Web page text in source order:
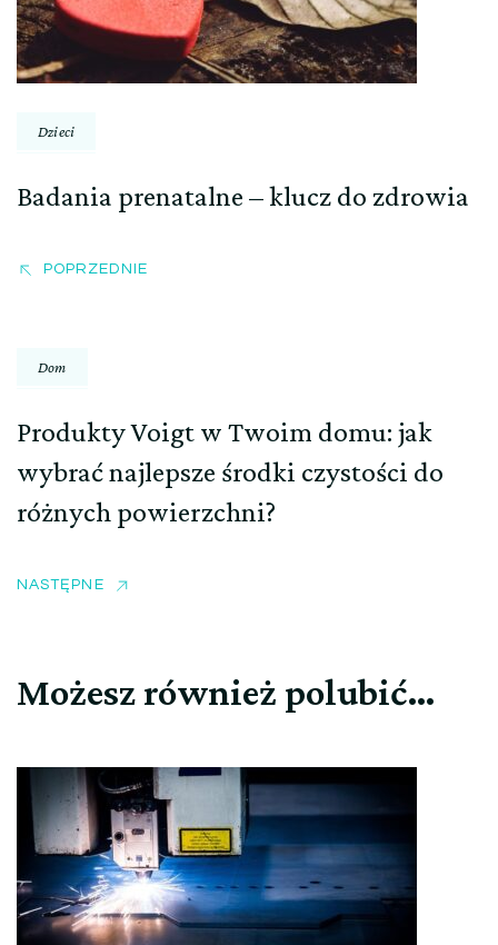
Dzieci
Badania prenatalne – klucz do zdrowia
POPRZEDNIE
Dom
Produkty Voigt w Twoim domu: jak
wybrać najlepsze środki czystości do
różnych powierzchni?
NASTĘPNE
Możesz również polubić…